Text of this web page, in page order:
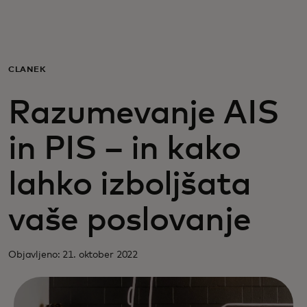
Za podjetja
Za svet
Za inovatorje
Novice in trendi
ČLANEK
Razumevanje AIS
in PIS – in kako
lahko izboljšata
vaše poslovanje
Objavljeno: 21. oktober 2022